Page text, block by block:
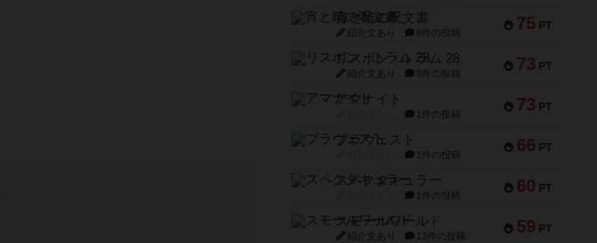
75 PT
宵と暁の呪文書
紹介文あり 8件の投稿
73 PT
リスボン・トラム 28
紹介文あり 9件の投稿
73 PT
アマナイト
1件の投稿
66 PT
ブラヴェスト
1件の投稿
60 PT
スペクタキュラー
1件の投稿
59 PT
スモールワールド
紹介文あり 13件の投稿